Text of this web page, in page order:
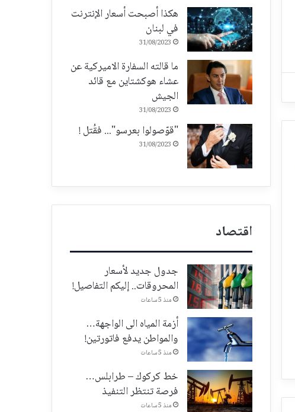
هكذا أصبحت أسعار الإنترنت
في لبنان
31/08/2023
ما قالته السفارة الاميركية عن
عشاء هوكشتاين مع قائد
الجيش
31/08/2023
"قوّصولوا بعرسو"... فقُتل !
31/08/2023
اقتصاد
جدول جديد لأسعار
المحروقات.. إليكم التفاصيل!
منذ 5 ساعات
أزمة المياه الى الواجهة…
والمواطن يدفع فاتورتين!
منذ 5 ساعات
خط كركوك – طرابلس…
فرصة تنتظر التنفيذ
منذ 5 ساعات